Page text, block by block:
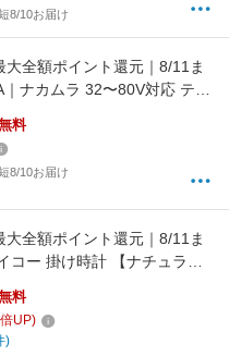
8/10お届け
大全額ポイント還元｜8/11ま
ナカムラ 32〜80V対応 テレ
V5 ハイタイプ ウォールナッ
料
8/10お届け
大全額ポイント還元｜8/11ま
コー 掛け時計 【ナチュラル
）】 薄緑模様 RX214M [電
]
料
倍UP)
)